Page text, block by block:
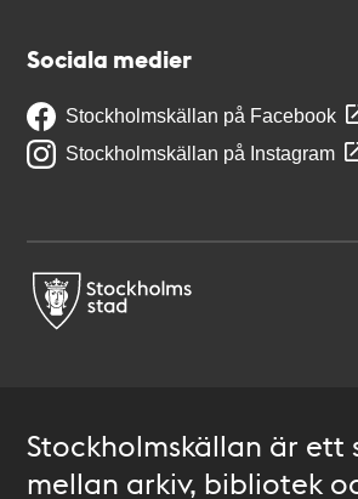
Sociala medier
Stockholmskällan på Facebook
Stockholmskällan på Instagram
Stockholmskällan är ett
mellan arkiv, bibliotek